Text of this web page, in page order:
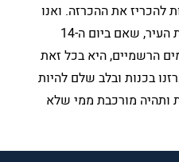
להכריז את ההכרזה. ואנו
נתנו עידוד. יום יום הודענו בחוצות העיר, שאם ביום ה-14
הרשמיים, היא בכל זאת
בכנות ובלב שלם להיות
ותהיה מורכבת ממי שלא